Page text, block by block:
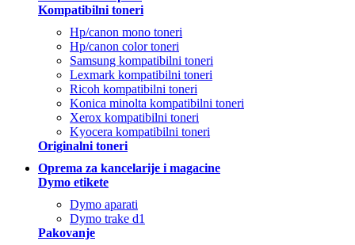
Kompatibilni toneri
Hp/canon mono toneri
Hp/canon color toneri
Samsung kompatibilni toneri
Lexmark kompatibilni toneri
Ricoh kompatibilni toneri
Konica minolta kompatibilni toneri
Xerox kompatibilni toneri
Kyocera kompatibilni toneri
Originalni toneri
Oprema za kancelarije i magacine
Dymo etikete
Dymo aparati
Dymo trake d1
Pakovanje